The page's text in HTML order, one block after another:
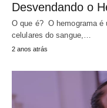
Desvendando o
O que é? O hemograma é
celulares do sangue,…
2 anos atrás